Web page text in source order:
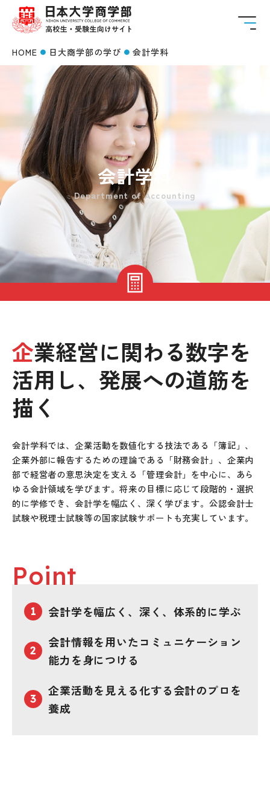
HOME 日大商学部の学び 会計学科
会計学科
Department of Accounting
企業経営に関わる数字を
活用し、発展への道筋を
描く
会計学科では、企業活動を数値化する技法である「簿記」、
企業外部に報告するための理論である「財務会計」、企業内
部で経営者の意思決定を支える「管理会計」を中心に、あら
ゆる会計領域を学びます。将来の目標に応じて段階的・選択
的に学修でき、会計学を幅広く、深く学びます。公認会計士
試験や税理士試験等の国家試験サポートも充実しています。
Point
会計学を幅広く、深く、体系的に学ぶ
会計情報を用いたコミュニケーション
能力を身につける
企業活動を見える化する会計のプロを
養成